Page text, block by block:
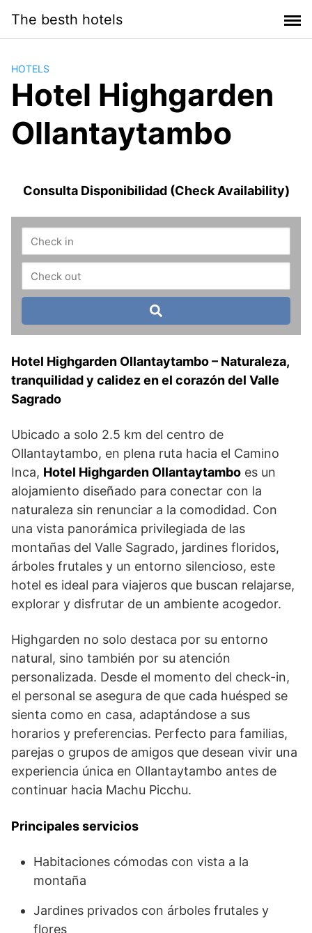
contenido
The besth hotels
HOTELS
Hotel Highgarden
Ollantaytambo
Consulta Disponibilidad (Check Availability)
Hotel Highgarden Ollantaytambo – Naturaleza,
tranquilidad y calidez en el corazón del Valle
Sagrado
Ubicado a solo 2.5 km del centro de
Ollantaytambo, en plena ruta hacia el Camino
Inca, Hotel Highgarden Ollantaytambo es un
alojamiento diseñado para conectar con la
naturaleza sin renunciar a la comodidad. Con
una vista panorámica privilegiada de las
montañas del Valle Sagrado, jardines floridos,
árboles frutales y un entorno silencioso, este
hotel es ideal para viajeros que buscan relajarse,
explorar y disfrutar de un ambiente acogedor.
Highgarden no solo destaca por su entorno
natural, sino también por su atención
personalizada. Desde el momento del check-in,
el personal se asegura de que cada huésped se
sienta como en casa, adaptándose a sus
horarios y preferencias. Perfecto para familias,
parejas o grupos de amigos que desean vivir una
experiencia única en Ollantaytambo antes de
continuar hacia Machu Picchu.
Principales servicios
Habitaciones cómodas con vista a la
montaña
Jardines privados con árboles frutales y
flores